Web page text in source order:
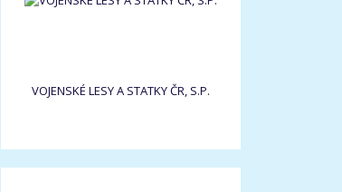
VOJENSKÉ LESY A STATKY ČR, S.P.